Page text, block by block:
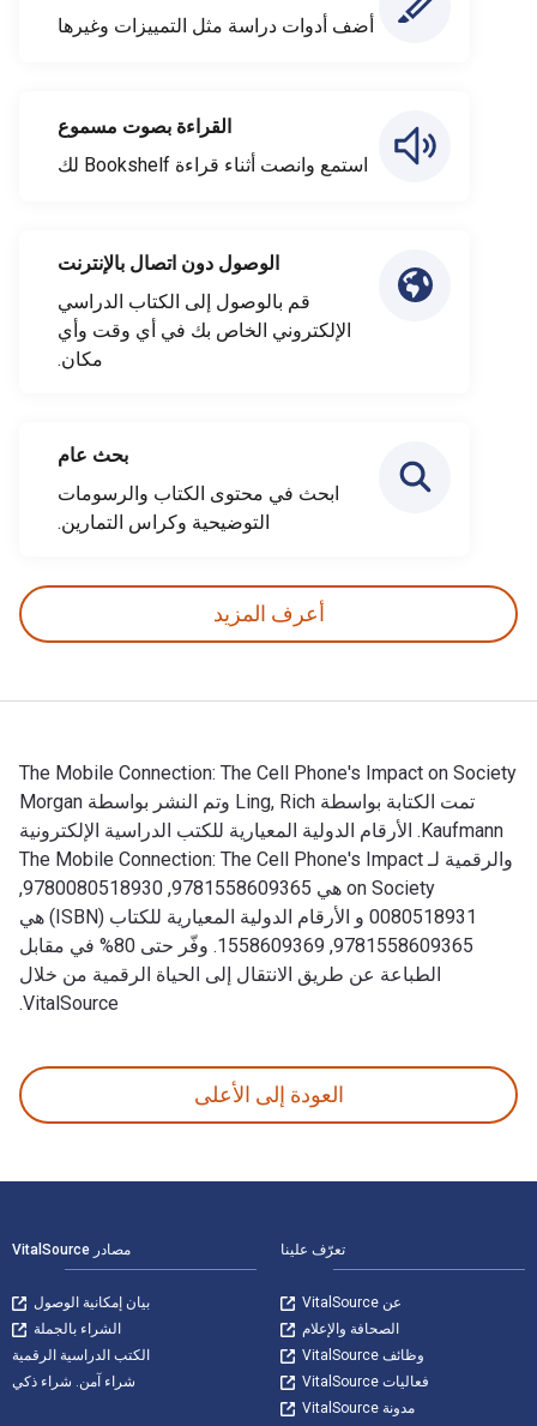
أضف أدوات دراسة مثل التمييزات وغيرها
القراءة بصوت مسموع
استمع وانصت أثناء قراءة Bookshelf لك
الوصول دون اتصال بالإنترنت
قم بالوصول إلى الكتاب الدراسي
الإلكتروني الخاص بك في أي وقت وأي
مكان.
بحث عام
ابحث في محتوى الكتاب والرسومات
التوضيحية وكراس التمارين.
أعرف المزيد
The Mobile Connection: The Cell Phone's Impact on Society
تمت الكتابة بواسطة Ling, Rich وتم النشر بواسطة Morgan
Kaufmann. الأرقام الدولية المعيارية للكتب الدراسية الإلكترونية
والرقمية لـ The Mobile Connection: The Cell Phone's Impact
on Society هي 9781558609365, 9780080518930,
0080518931 و الأرقام الدولية المعيارية للكتاب (ISBN) هي
9781558609365, 1558609369. وفّر حتى 80% في مقابل
الطباعة عن طريق الانتقال إلى الحياة الرقمية من خلال
VitalSource.
العودة إلى الأعلى
تعرّف علينا
عن VitalSource
الصحافة والإعلام
وظائف VitalSource
فعاليات VitalSource
مدونة VitalSource
مصادر VitalSource
بيان إمكانية الوصول
الشراء بالجملة
الكتب الدراسية الرقمية
شراء آمن. شراء ذكي